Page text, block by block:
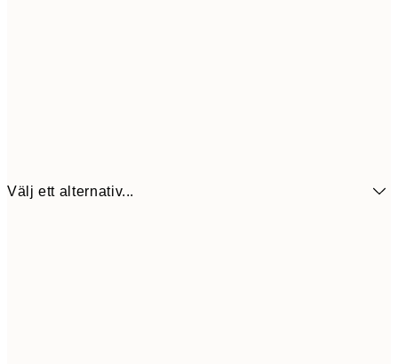
Välj ett alternativ...